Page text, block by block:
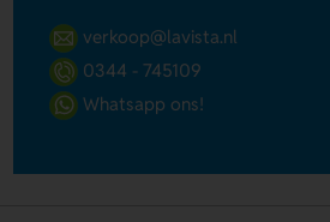
verkoop@lavista.nl
0344 - 745109
Whatsapp ons!